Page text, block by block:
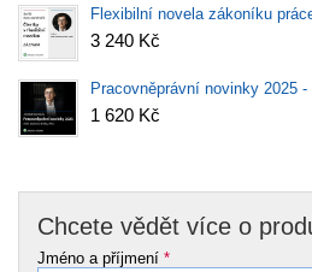
Flexibilní novela zákoníku
3 240 Kč
Pracovněprávní novinky 2025
1 620 Kč
Chcete vědět více o
Jméno a příjmení *